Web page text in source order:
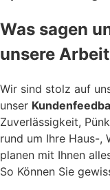
Was sagen
unsere
Wir sind stolz auf
unser
Zuverlässigkeit,
rund um Ihre Haus-,
planen mit Ihnen
So Können Sie